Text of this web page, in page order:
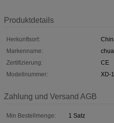
Produktdetails
Herkunftsort:
Markenname:
Zertifizierung:
CE
Modellnummer:
XD-1
Zahlung und Versand AGB
Min Bestellmenge:
1 Satz